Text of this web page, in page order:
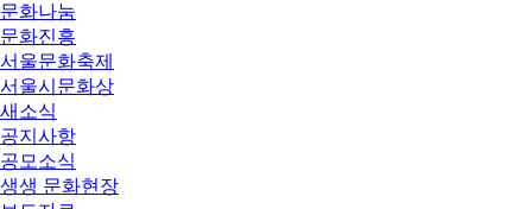
문화나눔
문화진흥
서울문화축제
서울시문화상
새소식
공지사항
공모소식
생생 문화현장